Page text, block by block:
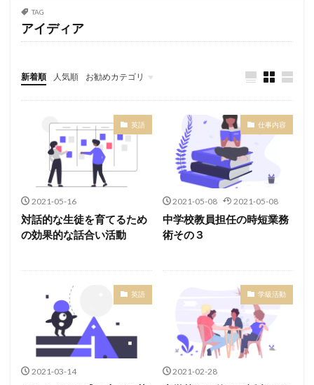
TAG
アイディア
新着順 人気順 お勧めカテゴリ
未分類
英語
2021-05-16
対話的な生徒を育てるため
の効果的な話合い活動
仕事内容
2021-05-08 2021-05-08
中学校教員担任の時短業務
術その３
英語
2021-03-14
学級活動
2021-02-28